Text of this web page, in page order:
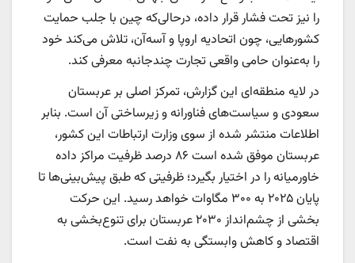
را نیز تحت فشار قرار داده، درحالی‌که چین با جلب حمایت
کشورهایی، چون اتحادیه اروپا و آسه‌آن، تلاش می‌کند خود
را به‌عنوان حامی واقعی تجارت چندجانبه معرفی کند.
در لایه منطقه‌ای این گزارش، تمرکز اصلی بر عربستان
سعودی و سیاست‌های فناورانه و زیرساختی آن است. بنابر
اطلاعات منتشر شده از سوی وزارت ارتباطات این کشور،
عربستان موفق شده است ۸۶ درصد ظرفیت مراکز داده
خاورمیانه را در اختیار بگیرد؛ ظرفیتی که طبق پیش‌بینی‌ها تا
پایان ۲۰۲۵ به ۳۰۰ مگاوات خواهد رسید. این حرکت
بخشی از چشم‌انداز ۲۰۳۰ عربستان برای تنوع‌بخشی به
اقتصاد و کاهش وابستگی به نفت است.